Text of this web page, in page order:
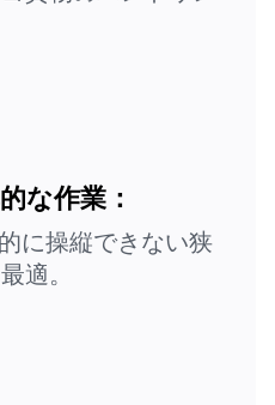
な作業：
に操縦できない狭
適。